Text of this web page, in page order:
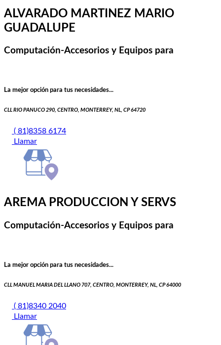
ALVARADO MARTINEZ MARIO
GUADALUPE
Computación-Accesorios y Equipos para
La mejor opción para tus necesidades...
CLL RIO PANUCO 290, CENTRO, MONTERREY, NL, CP 64720
( 81)8358 6174
Llamar
AREMA PRODUCCION Y SERVS
Computación-Accesorios y Equipos para
La mejor opción para tus necesidades...
CLL MANUEL MARIA DEL LLANO 707, CENTRO, MONTERREY, NL, CP 64000
( 81)8340 2040
Llamar